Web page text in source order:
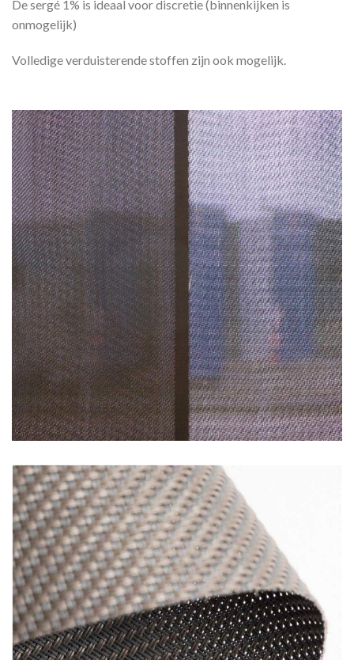
De sergé 1% is ideaal voor discretie (binnenkijken is
onmogelijk)
Volledige verduisterende stoffen zijn ook mogelijk.